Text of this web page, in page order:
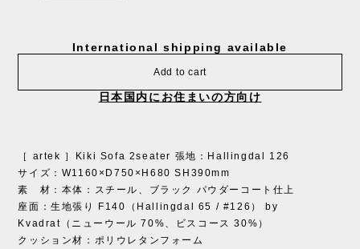
International shipping available
Add to cart
日本国内にお住まいの方向け
［ artek ］Kiki Sofa 2seater 張地：Hallingdal 126
サイズ：W1160×D750×H680 SH390mm
素 材：本体：スチール、ブラック パウダーコート仕上
座面：生地張り F140（Hallingdal 65 / #126） by
Kvadrat（ニューウール 70%、ビスコース 30%）
クッション材：ポリウレタンフォーム